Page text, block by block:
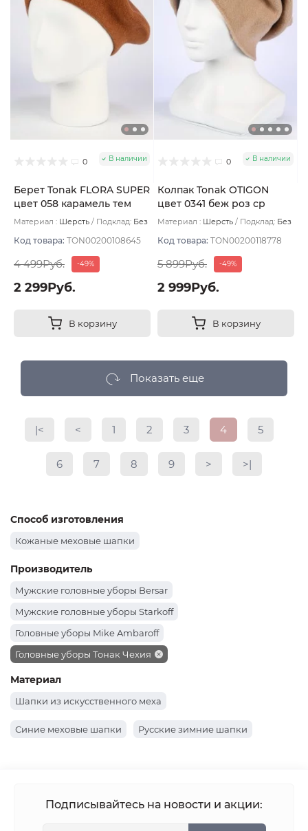
0 В наличии
Берет Tonak FLORA SUPER
цвет 058 карамель тем
Материал : Шерсть Подклад: Без
Код товара: TON00200108645
4 499Руб. -49%
2 299Руб.
В корзину
0 В наличии
Колпак Tonak OTIGON
цвет 0341 беж роз ср
Материал : Шерсть Подклад: Без
Код товара: TON00200118778
5 899Руб. -49%
2 999Руб.
В корзину
Показать еще
|< < 1 2 3 4 5
6 7 8 9 > >|
Способ изготовления
Кожаные меховые шапки
Производитель
Мужские головные уборы Bersar
Мужские головные уборы Starkoff
Головные уборы Mike Ambaroff
Головные уборы Тонак Чехия
Материал
Шапки из искусственного меха
Синие меховые шапки Русские зимние шапки
Подписывайтесь на новости и акции: